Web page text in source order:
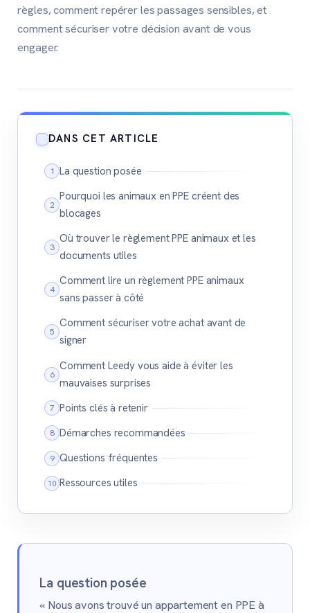
règles, comment repérer les passages sensibles, et
comment sécuriser votre décision avant de vous
engager.
DANS CET ARTICLE
La question posée
Pourquoi les animaux en PPE créent des
blocages
Où trouver le règlement PPE animaux et les
documents utiles
Comment lire un règlement PPE animaux
sans passer à côté
Comment sécuriser votre achat avant de
signer
Comment Leedy vous aide à éviter les
mauvaises surprises
Points clés à retenir
Démarches recommandées
Questions fréquentes
Ressources utiles
La question posée
« Nous avons trouvé un appartement en PPE à